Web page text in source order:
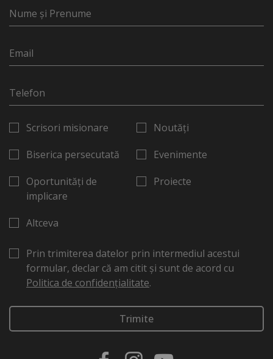
Scrisori misionare
Biserica persecutată
Oportunități de
implicare
Noutăți
Evenimente
Proiecte
Altceva
Prin trimiterea datelor prin intermediul acestui
formular, declar că am citit și sunt de acord cu
Politica de confidențialitate.